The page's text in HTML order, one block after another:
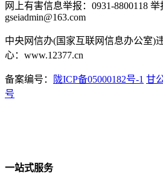
网上有害信息举报：0931-8800118 举
gseiadmin@163.com
中央网信办(国家互联网信息办公室)
心：www.12377.cn
备案编号： 陇ICP备05000182号-1 甘
号
一站式服务